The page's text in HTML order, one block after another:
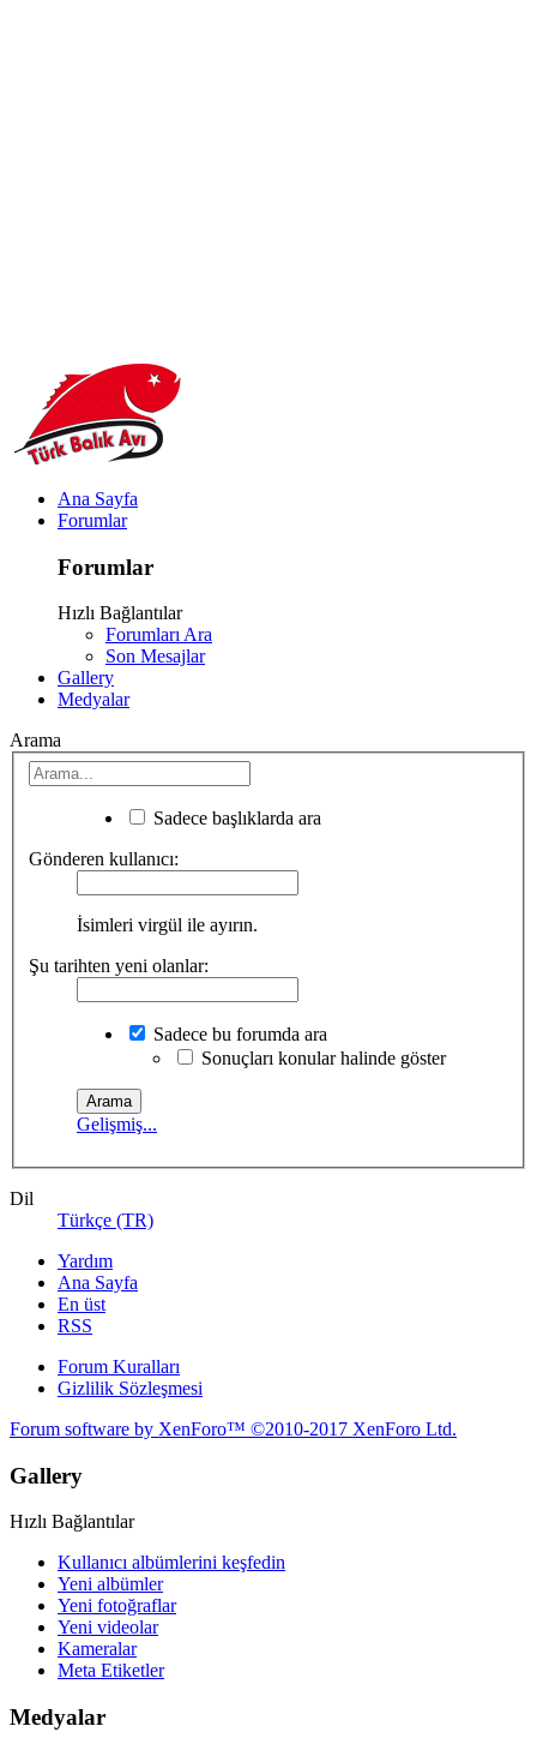
Ana Sayfa
Forumlar
Forumlar
Hızlı Bağlantılar
Forumları Ara
Son Mesajlar
Gallery
Medyalar
Arama
Sadece başlıklarda ara
Gönderen kullanıcı:
İsimleri virgül ile ayırın.
Şu tarihten yeni olanlar:
Sadece bu forumda ara
Sonuçları konular halinde göster
Gelişmiş...
Dil
Türkçe (TR)
Yardım
Ana Sayfa
En üst
RSS
Forum Kuralları
Gizlilik Sözleşmesi
Forum software by XenForo™ ©2010-2017 XenForo Ltd.
Gallery
Hızlı Bağlantılar
Kullanıcı albümlerini keşfedin
Yeni albümler
Yeni fotoğraflar
Yeni videolar
Kameralar
Meta Etiketler
Medyalar